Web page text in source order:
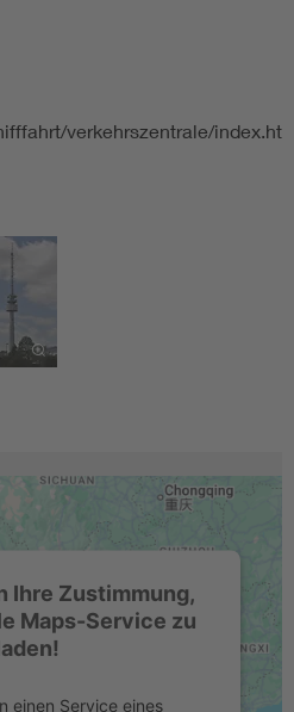
verkehrszentrale/
Ihre Zustimmung,
Maps-Service zu
einen Service eines